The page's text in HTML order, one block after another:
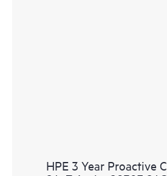
HPE 3 Year Proactive